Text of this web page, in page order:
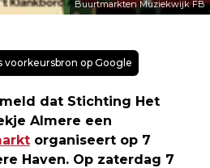
Buurtmarkten Muziekwijk FB
voorkeursbron op Google
dat Stichting Het
Almere een
organiseert op 7
Haven. Op zaterdag 7